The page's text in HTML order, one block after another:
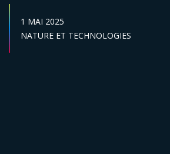
DATE DE PUBLICATION :
1 MAI 2025
Secteur :
NATURE ET TECHNOLOGIES